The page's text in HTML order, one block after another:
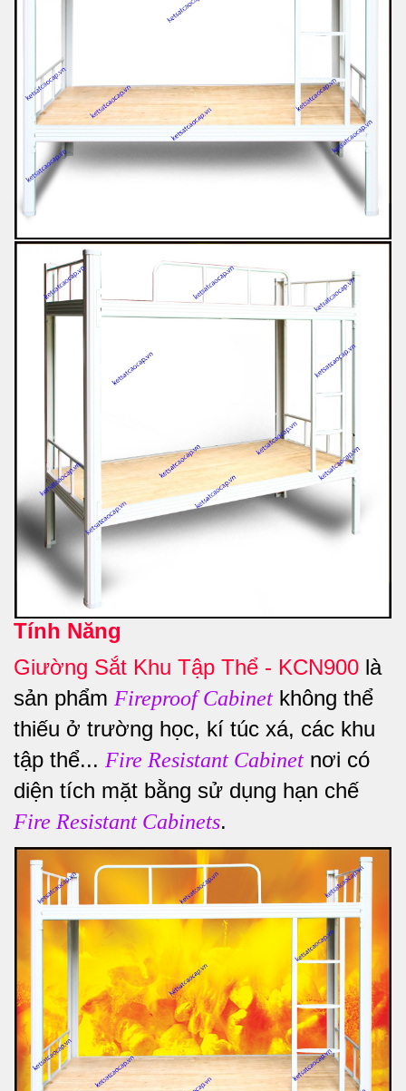
Tính Năng
Giường Sắt Khu Tập Thể - KCN900 là
sản phẩm Fireproof Cabinet không thể
thiếu ở trường học, kí túc xá, các khu
tập thể... Fire Resistant Cabinet nơi có
diện tích mặt bằng sử dụng hạn chế
Fire Resistant Cabinets.